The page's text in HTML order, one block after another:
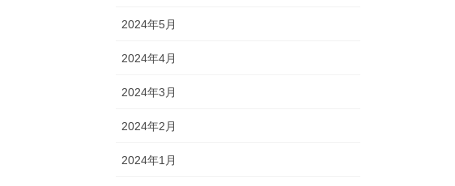
2024年5月
2024年4月
2024年3月
2024年2月
2024年1月